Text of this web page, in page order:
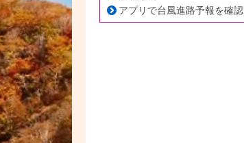
アプリで台風進路予報を確認